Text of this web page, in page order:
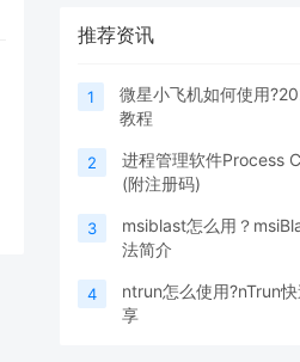
推荐资讯
1
微星小飞机如何使用
教程
2
进程管理软件Process
(附注册码)
3
msiblast怎么用？
法简介
4
ntrun怎么使用?nTrun
享